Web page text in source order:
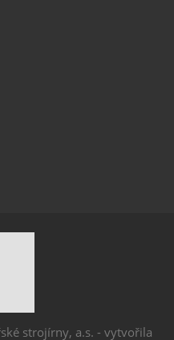
strojírny, a.s. - vytvořila